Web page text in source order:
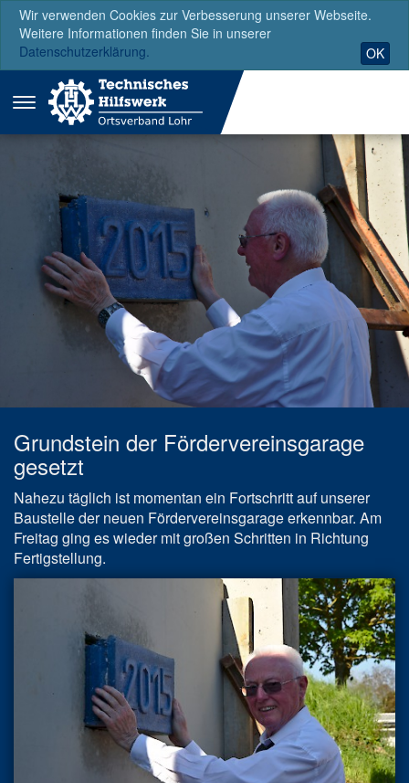
Wir verwenden Cookies zur Verbesserung unserer Webseite.
Weitere Informationen finden Sie in unserer
Datenschutzerklärung.
OK
Menü
ausklappen
Grundstein der Fördervereinsgarage
gesetzt
Nahezu täglich ist momentan ein Fortschritt auf unserer
Baustelle der neuen Fördervereinsgarage erkennbar. Am
Freitag ging es wieder mit großen Schritten in Richtung
Fertigstellung.